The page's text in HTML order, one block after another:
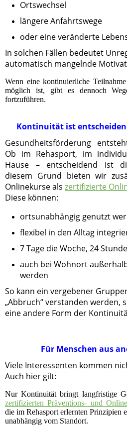
Ortswechsel
längere Anfahrtswege
oder eine veränderte
In solchen Fällen bedeutet
automatisch mangelnde
Wenn eine kontinuierliche
möglich ist, gibt es dennoch
fortzuführen.
Kontinuität ist
Gesundheitsförderung
Ob im Rehasport, im
Hause – entscheidend ist
diesem Grund bieten wir
Onlinekurse als zertifizierte
Diese können:
ortsunabhängig genutzt
flexibel in den Alltag
7 Tage die Woche, 24
auch bei Wohnort
werden
So kann ein vergebener
„Abbruch“ verstanden werden,
eine andere Form der
Für Menschen aus
Viele Interessenten kommen
Auch hier gilt:
Nur Kontinuität bringt langfristige
zertifizierten Präventions- und
die im Rehasport erlernten Prinzipien
unabhängig vom Standort.